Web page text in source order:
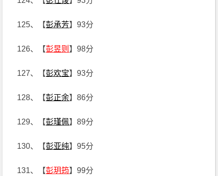
125、【彭承芳】93分
126、【彭昱则 】98分
127、【彭欢宝】93分
128、【彭正余】86分
129、【彭瑾佩】89分
130、【彭亚纯】95分
131、【彭玥筠】99分